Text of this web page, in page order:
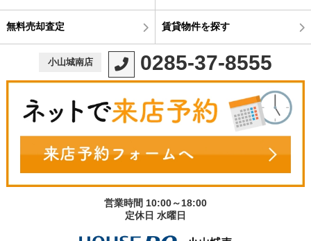
無料売却査定 賃貸物件を探す
小山城南店 0285-37-8555
営業時間 10:00～18:00
定休日 水曜日